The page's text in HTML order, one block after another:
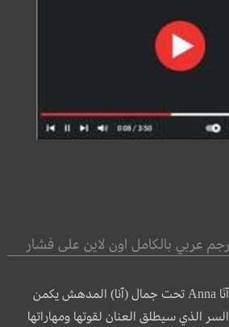
آنَا Anna تحت جمال (آنا) المدهش يكمن
السر الذي سيطلق العنان لقوتها ومهاراتها